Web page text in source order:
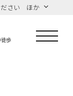
ださい ほか
徒歩